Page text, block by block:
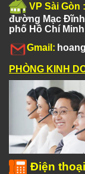
VP Sài Gòn :
đường Mạc
phố Hồ Chí Minh
Gmail:
PHÒNG KINH
Điện